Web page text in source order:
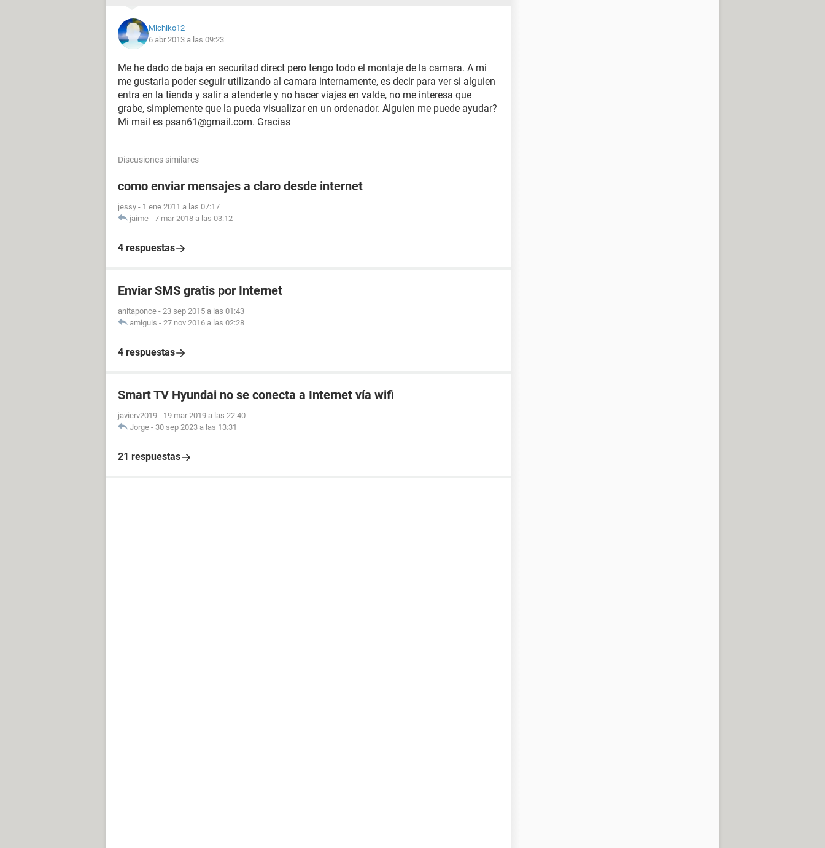
Michiko12
6 abr 2013 a las 09:23
Me he dado de baja en securitad direct pero tengo todo el montaje de la camara. A mi
me gustaria poder seguir utilizando al camara internamente, es decir para ver si alguien
entra en la tienda y salir a atenderle y no hacer viajes en valde, no me interesa que
grabe, simplemente que la pueda visualizar en un ordenador. Alguien me puede ayudar?
Mi mail es psan61@gmail.com. Gracias
Discusiones similares
como enviar mensajes a claro desde internet
jessy - 1 ene 2011 a las 07:17
jaime - 7 mar 2018 a las 03:12
4 respuestas
Enviar SMS gratis por Internet
anitaponce - 23 sep 2015 a las 01:43
amiguis - 27 nov 2016 a las 02:28
4 respuestas
Smart TV Hyundai no se conecta a Internet vía wifi
javierv2019 - 19 mar 2019 a las 22:40
Jorge - 30 sep 2023 a las 13:31
21 respuestas